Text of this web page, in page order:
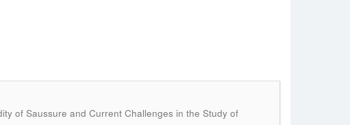
of Saussure and Current Challenges in the Study of